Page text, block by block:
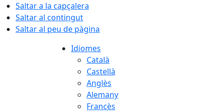
Saltar a la capçalera
Saltar al contingut
Saltar al peu de pàgina
Idiomes
Català
Castellà
Anglès
Alemany
Francès